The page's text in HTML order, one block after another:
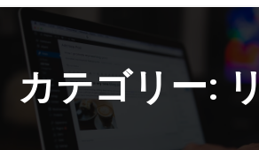
カテゴリー: